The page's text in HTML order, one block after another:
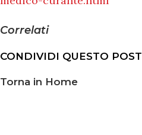
Correlati
CONDIVIDI QUESTO POST
Torna in Home